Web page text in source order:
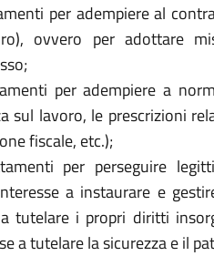
per adempiere al
ovvero per adottare
per adempiere a
sul lavoro, le prescrizioni
fiscale, etc.);
per perseguire
a instaurare e
a tutelare i propri diritti
a tutelare la sicurezza e il